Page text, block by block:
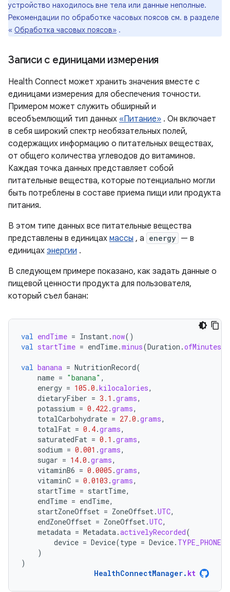
устройство находилось вне тела или данные неполные.
Рекомендации по обработке часовых поясов см. в разделе
« Обработка часовых поясов» .
Записи с единицами измерения
Health Connect может хранить значения вместе с
единицами измерения для обеспечения точности.
Примером может служить обширный и
всеобъемлющий тип данных «Питание» . Он включает
в себя широкий спектр необязательных полей,
содержащих информацию о питательных веществах,
от общего количества углеводов до витаминов.
Каждая точка данных представляет собой
питательные вещества, которые потенциально могли
быть потреблены в составе приема пищи или продукта
питания.
В этом типе данных все питательные вещества
представлены в единицах массы , а energy — в
единицах энергии .
В следующем примере показано, как задать данные о
пищевой ценности продукта для пользователя,
который съел банан:
val endTime = Instant.now()
val startTime = endTime.minus(Duration .ofMinutes
val banana = NutritionRecord(
name = "banana" ,
energy = 105.0 .kilocalories,
dietaryFiber = 3.1 .grams,
potassium = 0.422.grams,
totalCarbohydrate = 27.0 .grams,
totalFat = 0.4.grams,
saturatedFat = 0.1 .grams,
sodium = 0.001 .grams,
sugar = 14.0 .grams,
vitaminB6 = 0.0005 .grams,
vitaminC = 0.0103 .grams,
startTime = startTime,
endTime = endTime,
startZoneOffset = ZoneOffset.UTC,
endZoneOffset = ZoneOffset.UTC,
metadata = Metadata.activelyRecorded(
device = Device(type = Device. TYPE_PHONE
)
)
HealthConnectManager. kt